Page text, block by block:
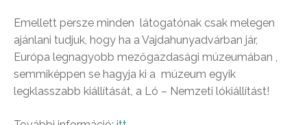
Emellett persze minden látogatónak csak melegen
ajánlani tudjuk, hogy ha a Vajdahunyadvárban jár,
Európa legnagyobb mezőgazdasági múzeumában ,
semmiképpen se hagyja ki a múzeum egyik
legklasszabb kiállítását, a Ló – Nemzeti lókiállítást!